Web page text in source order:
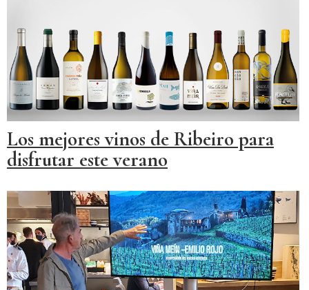
Los mejores vinos de Ribeiro para
disfrutar este verano